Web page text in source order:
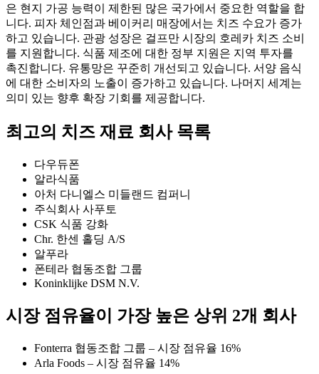
은 현지 가공 능력이 제한된 많은 국가에서 중요한 역할을 합
니다. 피자 체인점과 베이커리 매장에서는 치즈 수요가 증가
하고 있습니다. 관광 성장은 걸프만 시장의 호레카 치즈 소비
를 지원합니다. 식품 제조에 대한 정부 지원은 지역 투자를
촉진합니다. 유통망은 꾸준히 개선되고 있습니다. 서양 음식
에 대한 소비자의 노출이 증가하고 있습니다. 나머지 세계는
의미 있는 향후 확장 기회를 제공합니다.
최고의 치즈 재료 회사 목록
다우듀폰
알라식품
아처 다니엘스 미들랜드 컴퍼니
주식회사 사푸토
CSK 식품 강화
Chr. 한센 홀딩 A/S
알푸라
폰테라 협동조합 그룹
Koninklijke DSM N.V.
시장 점유율이 가장 높은 상위 2개 회사
Fonterra 협동조합 그룹 – 시장 점유율 16%
Arla Foods – 시장 점유율 14%